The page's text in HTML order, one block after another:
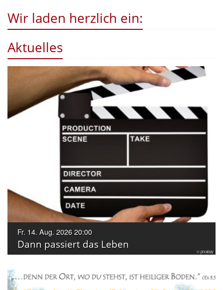
Wir laden herzlich ein:
Aktuelles
Fr. 14. Aug. 2026 20:00
Dann passiert das Leben
© pixabay